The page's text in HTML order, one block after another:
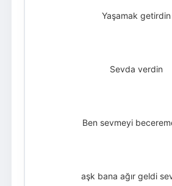
Yaşamak getirdin
Sevda verdin
Ben sevmeyi
aşk bana ağır geldi